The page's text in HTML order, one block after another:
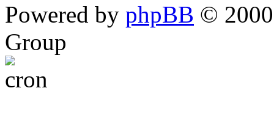
Powered by phpBB ©
Group